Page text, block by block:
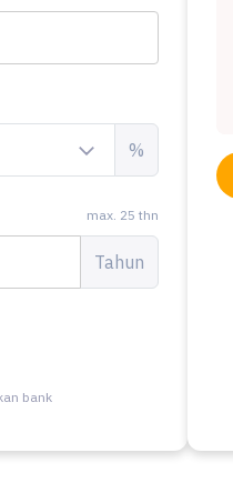
%
max. 25 thn
Tahun
bank